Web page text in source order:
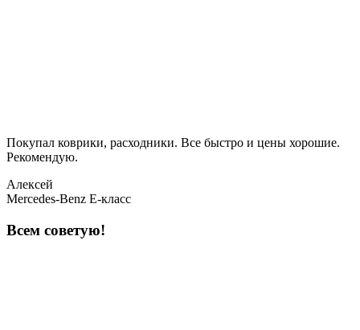
Покупал коврики, расходники. Все быстро и цены хорошие.
Рекомендую.
Алексей
Mercedes-Benz E-класс
Всем советую!